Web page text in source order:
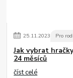
25.11.2023 Pro
Jak vybrat
24 měsíců
číst celé